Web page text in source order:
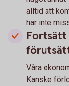
alltid att
har inte
Fortsätt
Våra
Kanske